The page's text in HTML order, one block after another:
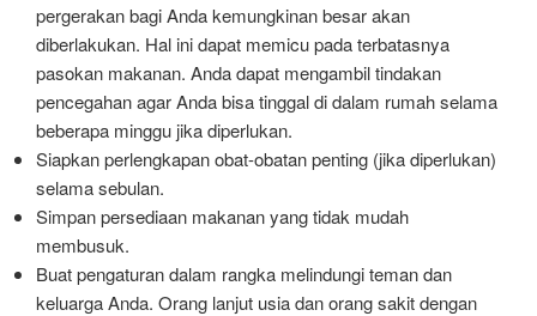
pergerakan bagi Anda kemungkinan besar akan
diberlakukan. Hal ini dapat memicu pada terbatasnya
pasokan makanan. Anda dapat mengambil tindakan
pencegahan agar Anda bisa tinggal di dalam rumah selama
beberapa minggu jika diperlukan.
Siapkan perlengkapan obat-obatan penting (jika diperlukan)
selama sebulan.
Simpan persediaan makanan yang tidak mudah
membusuk.
Buat pengaturan dalam rangka melindungi teman dan
keluarga Anda. Orang lanjut usia dan orang sakit dengan